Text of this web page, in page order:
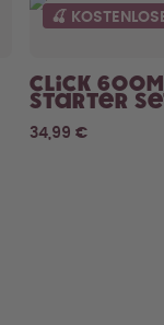
🍒
Click
Starter
34,99 €